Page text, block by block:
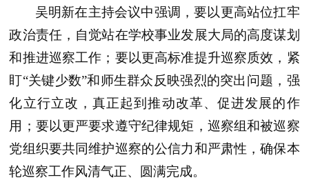
吴明新在主持会议中强调，要以更高站位扛牢
政治责任，自觉站在学校事业发展大局的高度谋划
和推进巡察工作；要以更高标准提升巡察质效，紧
盯“关键少数”和师生群众反映强烈的突出问题，强
化立行立改，真正起到推动改革、促进发展的作
用；要以更严要求遵守纪律规矩，巡察组和被巡察
党组织要共同维护巡察的公信力和严肃性，确保本
轮巡察工作风清气正、圆满完成。